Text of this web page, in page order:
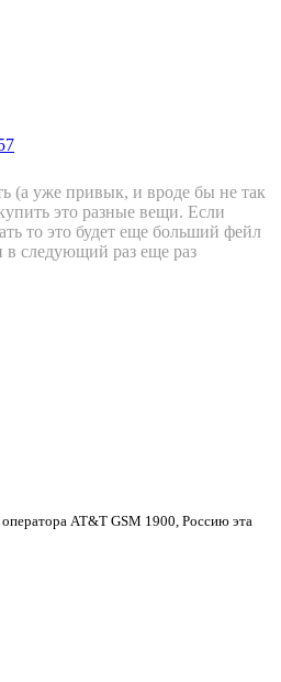
(а уже привык, и вроде бы не так
это разные вещи. Если
то это будет еще больший фейл
в следующий раз еще раз
оператора AT&T GSM 1900, Россию эта